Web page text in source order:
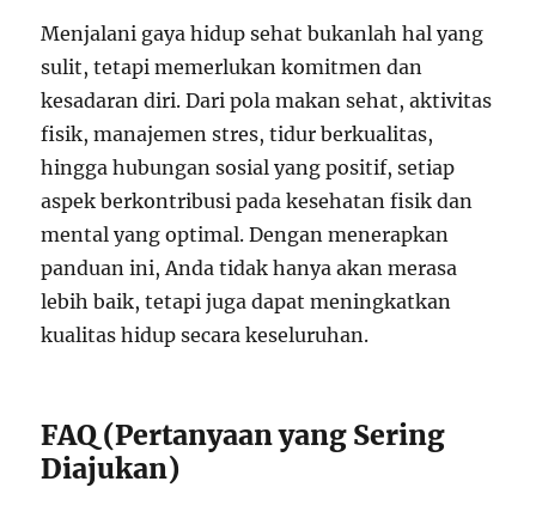
Menjalani gaya hidup sehat bukanlah hal yang
sulit, tetapi memerlukan komitmen dan
kesadaran diri. Dari pola makan sehat, aktivitas
fisik, manajemen stres, tidur berkualitas,
hingga hubungan sosial yang positif, setiap
aspek berkontribusi pada kesehatan fisik dan
mental yang optimal. Dengan menerapkan
panduan ini, Anda tidak hanya akan merasa
lebih baik, tetapi juga dapat meningkatkan
kualitas hidup secara keseluruhan.
FAQ (Pertanyaan yang Sering
Diajukan)